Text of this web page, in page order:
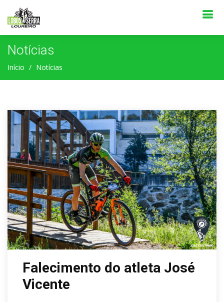
Notícias
Início Notícias
Falecimento do atleta José
Vicente